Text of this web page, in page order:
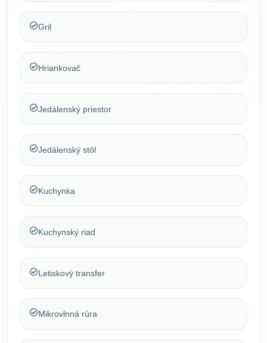
Gril
Hriankovač
Jedálenský priestor
Jedálenský stôl
Kuchynka
Kuchynský riad
Letiskový transfer
Mikrovlnná rúra